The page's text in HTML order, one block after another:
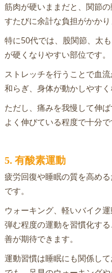
筋肉が硬いままだと、関節
すたびに余計な負担がかかり
特に50代では、股関節、太
が硬くなりやすい部位です。
ストレッチを行うことで血
和らぎ、身体が動かしやすく
ただし、痛みを我慢して伸
よく伸びている程度で十分で
5. 有酸素運動
疲労回復や睡眠の質を高め
です。
ウォーキング、軽いバイク
弾む程度の運動を習慣化す
善が期待できます。
運動習慣は睡眠にも関係し